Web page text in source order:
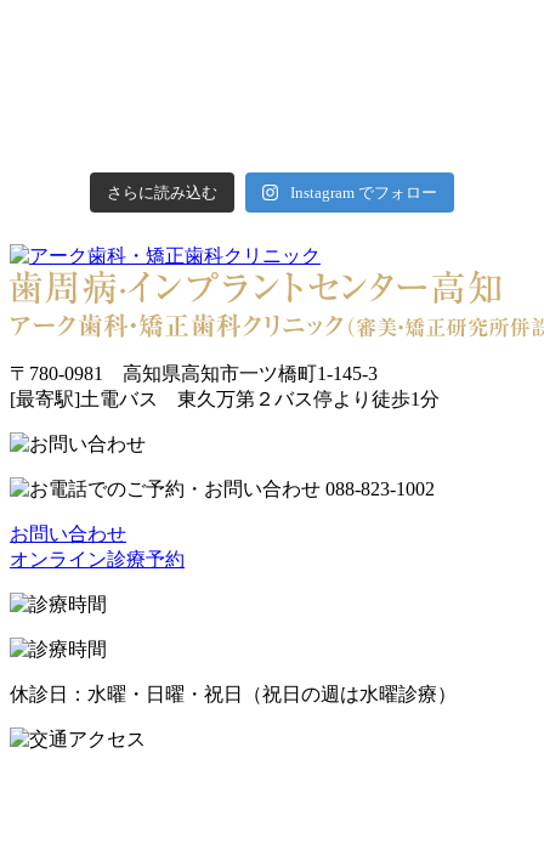
さらに読み込む Instagram でフォロー
〒780-0981 高知県高知市一ツ橋町1-145-3
[最寄駅]土電バス 東久万第２バス停より徒歩1分
お問い合わせ
オンライン診療予約
休診日：水曜・日曜・祝日（祝日の週は水曜診療）